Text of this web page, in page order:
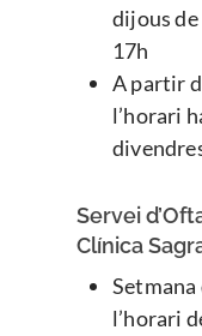
dijous de
17h
A partir
l’horari
Servei
Clínica
Setmana
l’horari